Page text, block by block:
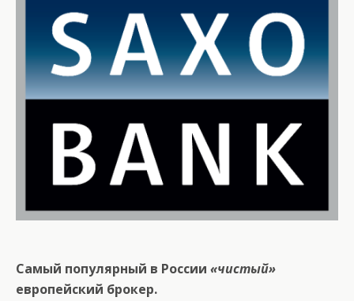
Самый популярный в России «чистый»
европейский брокер.